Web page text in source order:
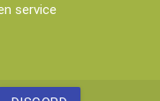
service